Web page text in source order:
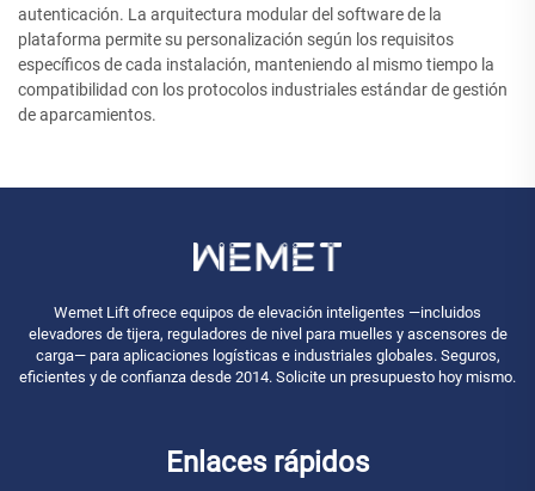
autenticación. La arquitectura modular del software de la
plataforma permite su personalización según los requisitos
específicos de cada instalación, manteniendo al mismo tiempo la
compatibilidad con los protocolos industriales estándar de gestión
de aparcamientos.
Wemet Lift ofrece equipos de elevación inteligentes —incluidos
elevadores de tijera, reguladores de nivel para muelles y ascensores de
carga— para aplicaciones logísticas e industriales globales. Seguros,
eficientes y de confianza desde 2014. Solicite un presupuesto hoy mismo.
Enlaces rápidos